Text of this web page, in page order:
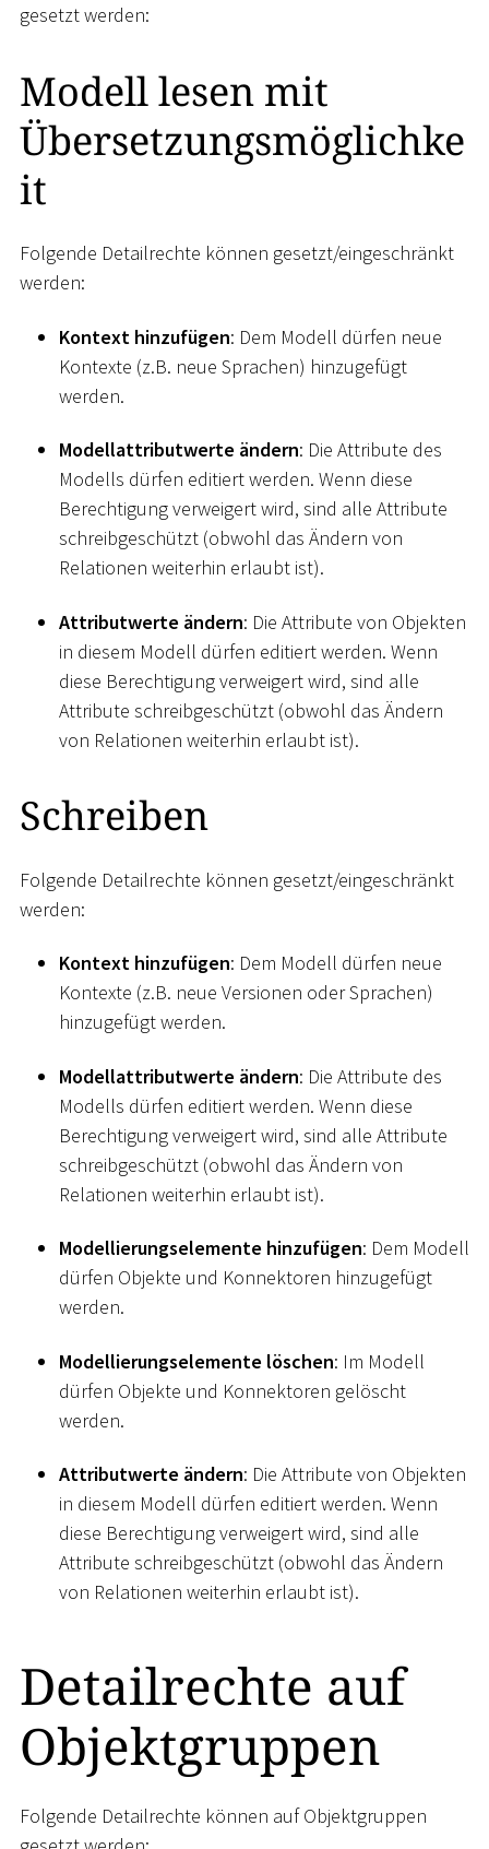
gesetzt werden:
Modell lesen mit
Übersetzungsmöglichke
it
Folgende Detailrechte können gesetzt/eingeschränkt
werden:
Kontext hinzufügen: Dem Modell dürfen neue
Kontexte (z.B. neue Sprachen) hinzugefügt
werden.
Modellattributwerte ändern: Die Attribute des
Modells dürfen editiert werden. Wenn diese
Berechtigung verweigert wird, sind alle Attribute
schreibgeschützt (obwohl das Ändern von
Relationen weiterhin erlaubt ist).
Attributwerte ändern: Die Attribute von Objekten
in diesem Modell dürfen editiert werden. Wenn
diese Berechtigung verweigert wird, sind alle
Attribute schreibgeschützt (obwohl das Ändern
von Relationen weiterhin erlaubt ist).
Schreiben
Folgende Detailrechte können gesetzt/eingeschränkt
werden:
Kontext hinzufügen: Dem Modell dürfen neue
Kontexte (z.B. neue Versionen oder Sprachen)
hinzugefügt werden.
Modellattributwerte ändern: Die Attribute des
Modells dürfen editiert werden. Wenn diese
Berechtigung verweigert wird, sind alle Attribute
schreibgeschützt (obwohl das Ändern von
Relationen weiterhin erlaubt ist).
Modellierungselemente hinzufügen: Dem Modell
dürfen Objekte und Konnektoren hinzugefügt
werden.
Modellierungselemente löschen: Im Modell
dürfen Objekte und Konnektoren gelöscht
werden.
Attributwerte ändern: Die Attribute von Objekten
in diesem Modell dürfen editiert werden. Wenn
diese Berechtigung verweigert wird, sind alle
Attribute schreibgeschützt (obwohl das Ändern
von Relationen weiterhin erlaubt ist).
Detailrechte auf
Objektgruppen
Folgende Detailrechte können auf Objektgruppen